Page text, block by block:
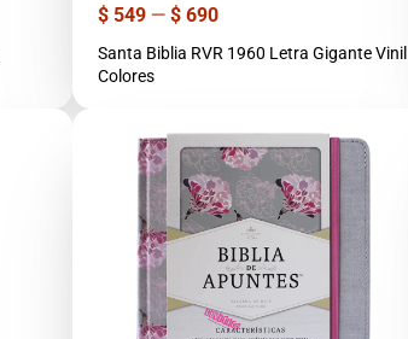
Precio
$ 549 — $ 690
Santa Biblia RVR 1960 Letra Gigante Vinil
Colores